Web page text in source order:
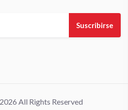
Suscribirse
All Rights Reserved